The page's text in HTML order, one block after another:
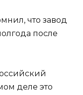
что завод
после
деле это